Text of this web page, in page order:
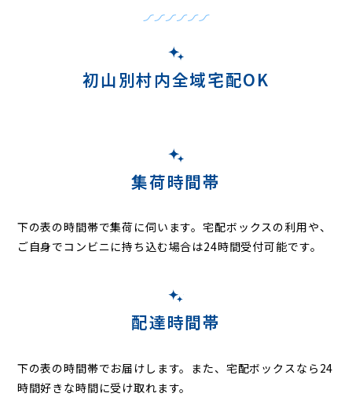
初山別村内全域宅配OK
集荷時間帯
下の表の時間帯で集荷に伺います。宅配ボックスの利用や、
ご自身でコンビニに持ち込む場合は24時間受付可能です。
配達時間帯
下の表の時間帯でお届けします。また、宅配ボックスなら24
時間好きな時間に受け取れます。